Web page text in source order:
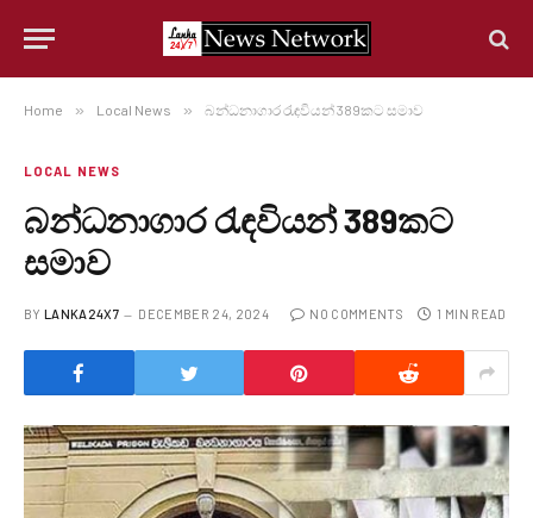
Home » Local News » බන්ධනාගාර රැඳවියන් 389කට සමාව
LOCAL NEWS
බන්ධනාගාර රැඳවියන් 389කට
සමාව
BY LANKA24X7 DECEMBER 24, 2024 NO COMMENTS 1 MIN READ